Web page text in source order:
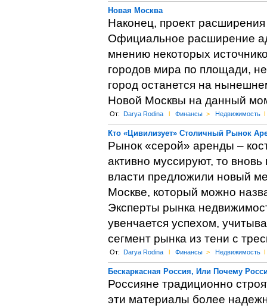
Новая Москва
Наконец, проект
Официальное расширение
мнению некоторых
городов мира по площади,
город останется на
Новой Москвы на данный
От: Darya Rodina l Финансы > Недвижимость l
Кто «Цивилизует» Столичный Рынок
Рынок «серой» аренды –
активно муссируют, то
власти предложили новый
Москве, который можно
Эксперты рынка
увенчается успехом,
сегмент рынка из тени с
От: Darya Rodina l Финансы > Недвижимость l
Бескаркасная Россия, Или Почему
Россияне традиционно
эти материалы более